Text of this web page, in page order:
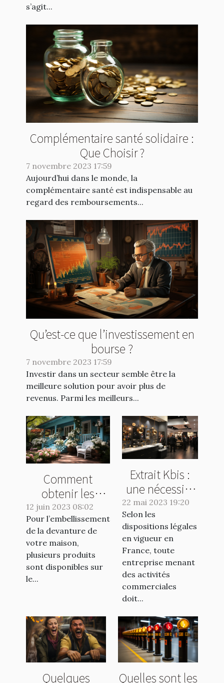
s’agit...
Complémentaire santé solidaire :
Que Choisir ?
7 novembre 2023 17:59
Aujourd’hui dans le monde, la
complémentaire santé est indispensable au
regard des remboursements...
Qu’est-ce que l’investissement en
bourse ?
7 novembre 2023 17:59
Investir dans un secteur semble être la
meilleure solution pour avoir plus de
revenus. Parmi les meilleurs...
Comment
obtenir les
meilleurs
produits pour
l'embellissement
de votre
extérieur ?
12 juin 2023 08:02
Pour l’embellissement
de la devanture de
votre maison,
plusieurs produits
sont disponibles sur
le...
Extrait Kbis :
une nécessité
pour les
entreprises ou
une formalité
de plus ?
22 mai 2023 19:20
Selon les
dispositions légales
en vigueur en
France, toute
entreprise menant
des activités
commerciales
doit...
Quelques Quelles sont les